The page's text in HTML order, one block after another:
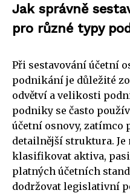
Jak správně
pro různé typy
Při sestavování účetní
podnikání je důležité
odvětví a velikosti
podniky se často
účetní osnovy, zatímco
detailnější struktura. Je
klasifikovat aktiva,
platných účetních
dodržovat legislativní